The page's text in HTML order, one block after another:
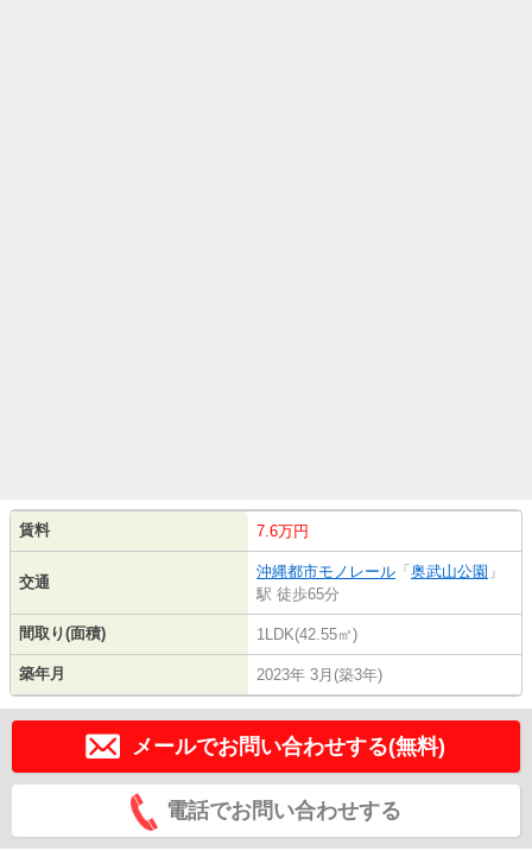
賃料 7.6万円
交通
沖縄都市モノレール 「奥武山公園 」
駅 徒歩65分
間取り(面積) 1LDK(42.55㎡)
築年月 2023年 3月(築3年)
メールでお問い合わせする(無料)
電話でお問い合わせする